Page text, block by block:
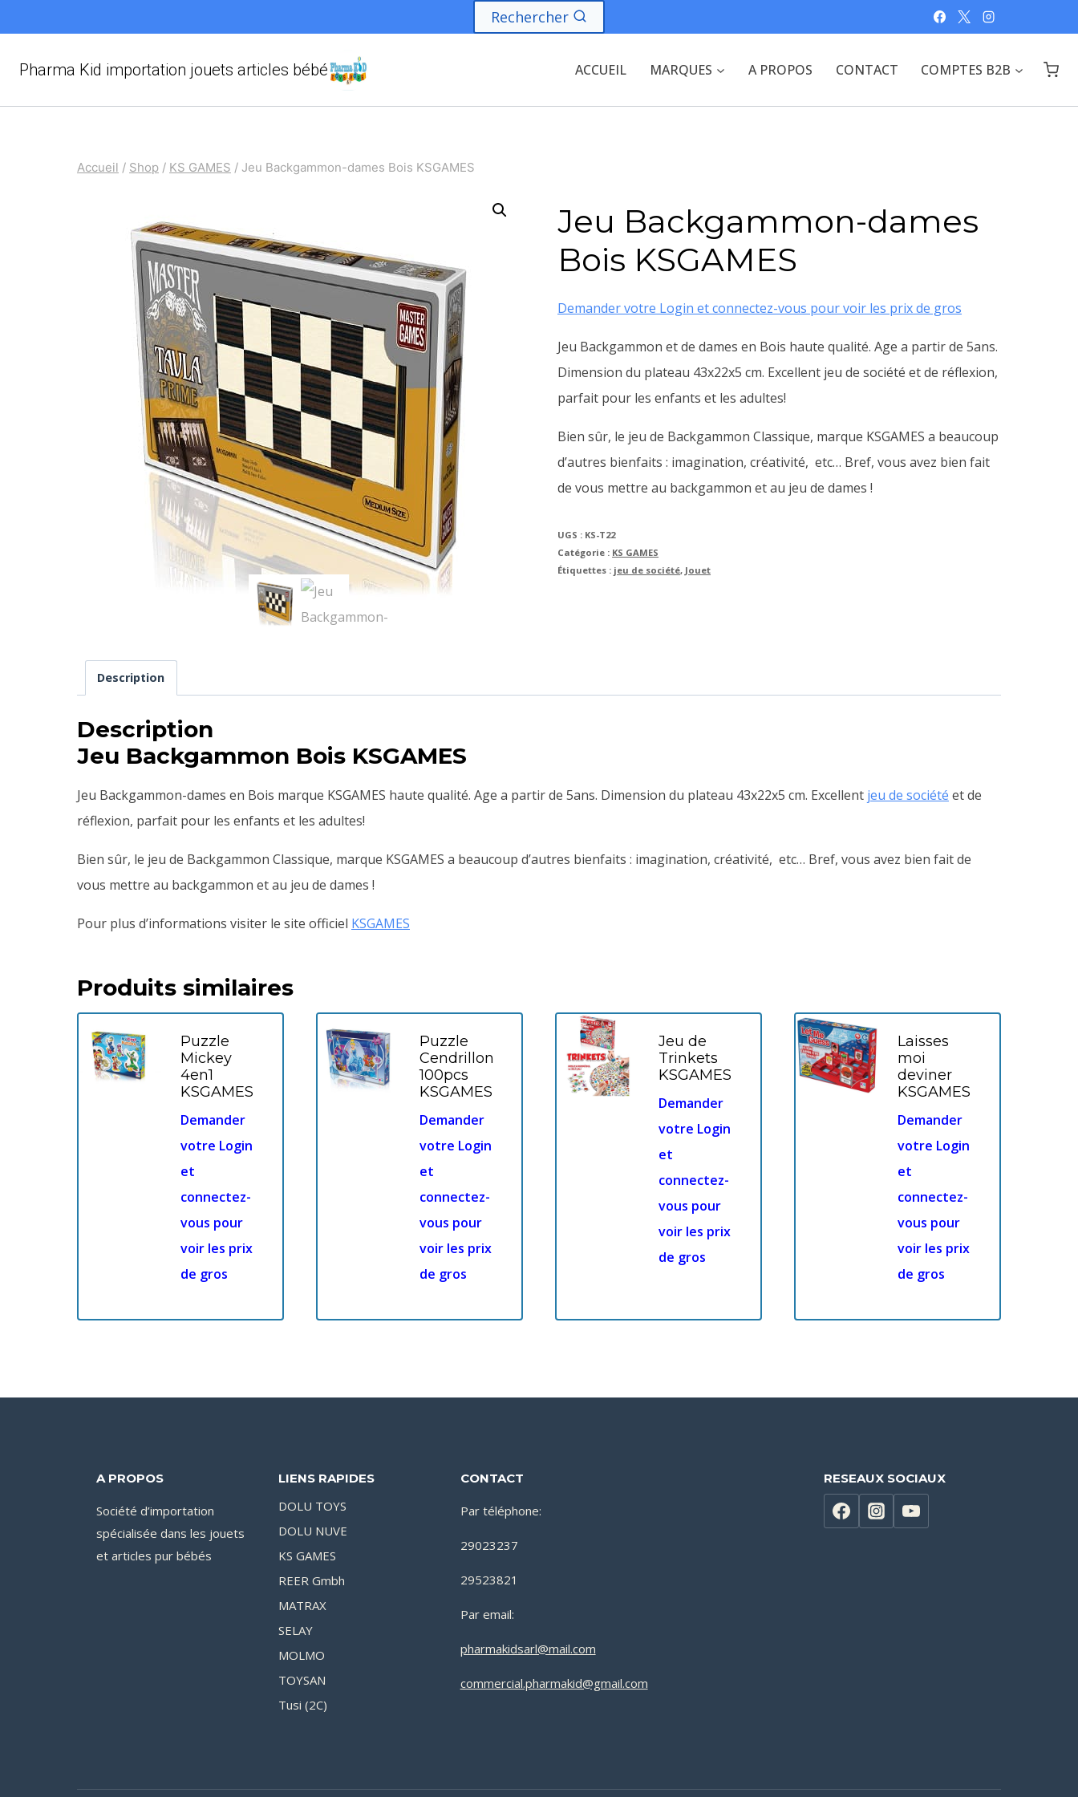
au
contenu
Rechercher
Pharma Kid importation jouets articles bébé ACCUEIL MARQUES A PROPOS CONTACT COMPTES B2B
Accueil / Shop / KS GAMES / Jeu Backgammon-dames Bois KSGAMES
Jeu Backgammon-dames
Bois KSGAMES
Demander votre Login et connectez-vous pour voir les prix de gros
Jeu Backgammon et de dames en Bois haute qualité. Age a partir de 5ans.
Dimension du plateau 43x22x5 cm. Excellent jeu de société et de réflexion,
parfait pour les enfants et les adultes!
Bien sûr, le jeu de Backgammon Classique, marque KSGAMES a beaucoup
d’autres bienfaits : imagination, créativité, etc… Bref, vous avez bien fait
de vous mettre au backgammon et au jeu de dames !
UGS : KS-T22
Catégorie : KS GAMES
Étiquettes : jeu de société, Jouet
Description
Description
Jeu Backgammon Bois KSGAMES
Jeu Backgammon-dames en Bois marque KSGAMES haute qualité. Age a partir de 5ans. Dimension du plateau 43x22x5 cm. Excellent jeu de société et de
réflexion, parfait pour les enfants et les adultes!
Bien sûr, le jeu de Backgammon Classique, marque KSGAMES a beaucoup d’autres bienfaits : imagination, créativité, etc… Bref, vous avez bien fait de
vous mettre au backgammon et au jeu de dames !
Pour plus d’informations visiter le site officiel KSGAMES
Produits similaires
Puzzle
Mickey
4en1
KSGAMES
Demander
votre Login
et
connectez-
vous pour
voir les prix
de gros
Puzzle
Cendrillon
100pcs
KSGAMES
Demander
votre Login
et
connectez-
vous pour
voir les prix
de gros
Jeu de
Trinkets
KSGAMES
Demander
votre Login
et
connectez-
vous pour
voir les prix
de gros
Laisses
moi
deviner
KSGAMES
Demander
votre Login
et
connectez-
vous pour
voir les prix
de gros
A PROPOS
Société d’importation
spécialisée dans les jouets
et articles pur bébés
LIENS RAPIDES
DOLU TOYS
DOLU NUVE
KS GAMES
REER Gmbh
MATRAX
SELAY
MOLMO
TOYSAN
Tusi (2C)
CONTACT
Par téléphone:
29023237
29523821
Par email:
pharmakidsarl@mail.com
commercial.pharmakid@gmail.com
RESEAUX SOCIAUX